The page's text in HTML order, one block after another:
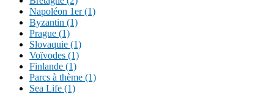
Napoléon 1er (1)
Byzantin (1)
Prague (1)
Slovaquie (1)
Voïvodes (1)
Finlande (1)
Parcs à thème (1)
Sea Life (1)